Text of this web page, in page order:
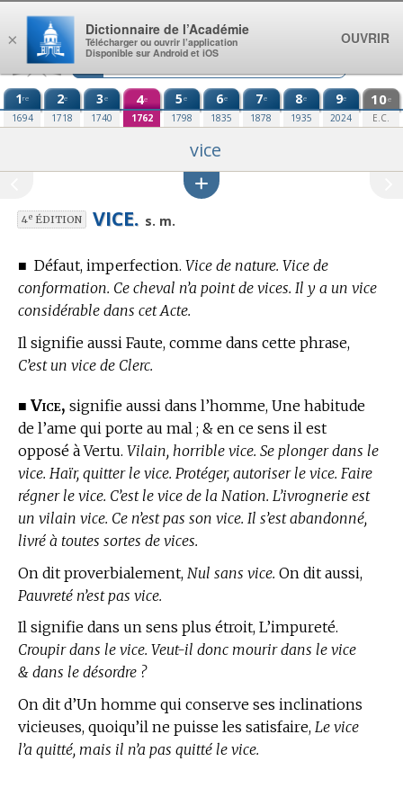
Aller au contenu
1re
1694
2e
1718
3e
1740
4e
1762
5e
1798
6e
1835
7e
1878
8e
1935
9e
2024
10e
E.C.
vice
4eÉDITION VICE. s. m.
■ Défaut, imperfection. Vice de nature. Vice de
conformation. Ce cheval n’a point de vices. Il y a un vice
considérable dans cet Acte.
Il signifie aussi Faute, comme dans cette phrase,
C’est un vice de Clerc.
■ Vice, signifie aussi dans l’homme, Une habitude
de l’ame qui porte au mal ; & en ce sens il est
opposé à Vertu. Vilain, horrible vice. Se plonger dans le
vice. Haïr, quitter le vice. Protéger, autoriser le vice. Faire
régner le vice. C’est le vice de la Nation. L’ivrognerie est
un vilain vice. Ce n’est pas son vice. Il s’est abandonné,
livré à toutes sortes de vices.
On dit proverbialement, Nul sans vice. On dit aussi,
Pauvreté n’est pas vice.
Il signifie dans un sens plus étroit, L’impureté.
Croupir dans le vice. Veut-il donc mourir dans le vice
& dans le désordre ?
On dit d’Un homme qui conserve ses inclinations
vicieuses, quoiqu’il ne puisse les satisfaire, Le vice
l’a quitté, mais il n’a pas quitté le vice.
×
Dictionnaire de l’Académie
Télécharger ou ouvrir l’application
Disponible sur Android et iOS
OUVRIR